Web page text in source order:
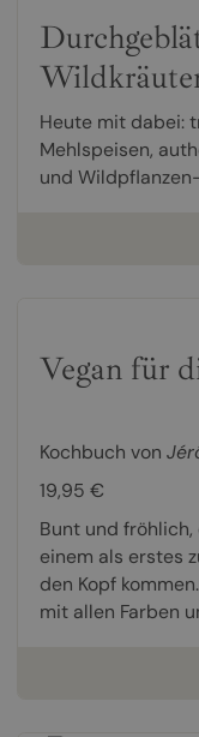
Heute mit dabei:
Mehlspeisen,
und
Vegan für
Kochbuch von
19,95 €
Bunt und
einem als erstes
den Kopf
mit allen Farben